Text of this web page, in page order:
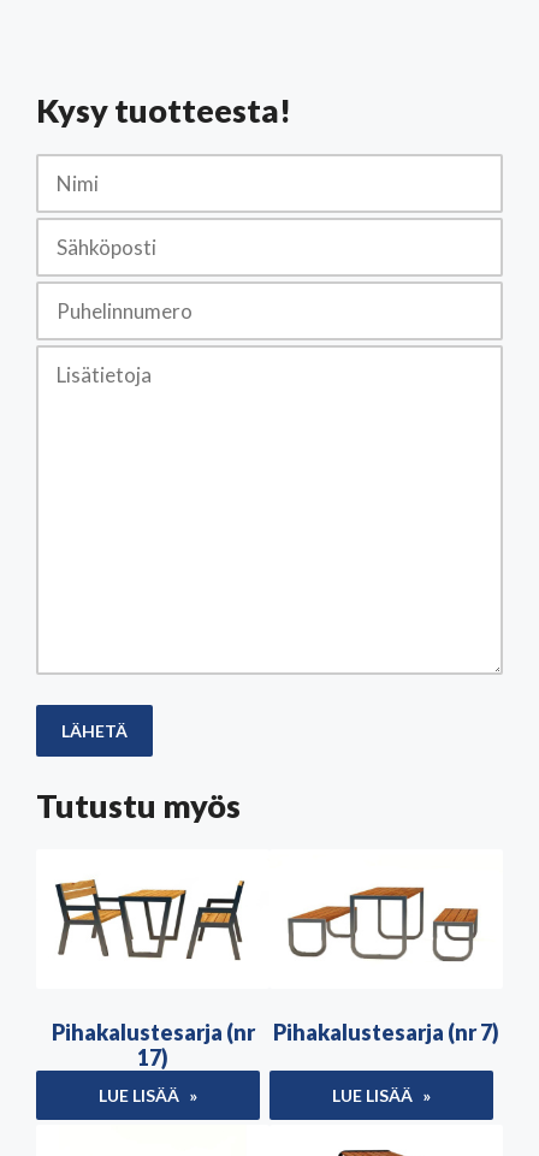
Kysy tuotteesta!
Tutustu myös
Pihakalustesarja (nr
17)
LUE LISÄÄ
Pihakalustesarja (nr 7)
LUE LISÄÄ